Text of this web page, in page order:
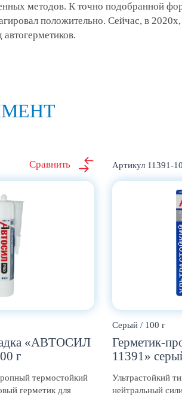
методов. К точно подобранной
положительно. Сейчас, в
«АВТОСИЛ
г
термостойкий
герметик для
11391-
Серый / 100 г
Герметик-
11391»
Ультрастойкий
нейтральный